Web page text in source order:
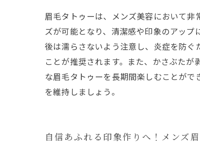
眉毛タトゥーは、メンズ美容において
ズが可能となり、清潔感や印象のアッ
後は濡らさないよう注意し、炎症を防
ことが推奨されます。また、かさぶた
な眉毛タトゥーを長期間楽しむことが
を維持しましょう。
自信あふれる印象作りへ！メンズ